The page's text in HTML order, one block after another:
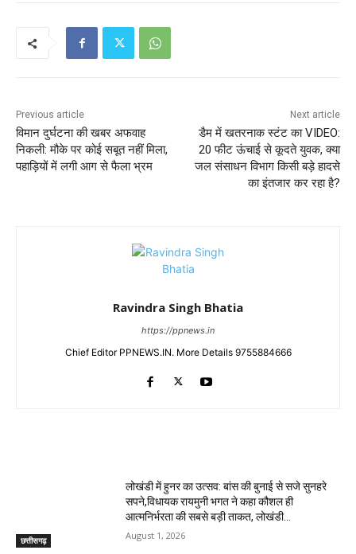
Previous article
विमान दुर्घटना की खबर अफवाह
निकली: मौके पर कोई सबूत नहीं मिला,
पहाड़ियों में लगी आग से फैला भ्रम
Next article
डैम में खतरनाक स्टंट का VIDEO:
20 फीट ऊंचाई से कूदते युवक, क्या
जल संसाधन विभाग किसी बड़े हादसे
का इंतजार कर रहा है?
Ravindra Singh Bhatia
https://ppnews.in
Chief Editor PPNEWS.IN. More Details 9755884666
छत्तीसगढ़
लोखंडी में हुनर का उत्सव: बांस की बुनाई से सजे सुनहरे
सपने,विधायक रायमुनी भगत ने कहा कौशल ही
आत्मनिर्भरता की सबसे बड़ी ताकत, लोखंडी...
August 1, 2026